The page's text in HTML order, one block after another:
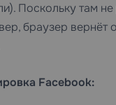
Поскольку там
браузер вернёт
Facebook: